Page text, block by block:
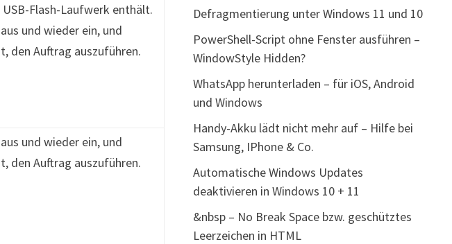
Flash-Laufwerk enthält.
und wieder ein, und
den Auftrag auszuführen.
und wieder ein, und
den Auftrag auszuführen.
Defragmentierung unter Windows 11 und 10
PowerShell-Script ohne Fenster ausführen –
WindowStyle Hidden?
WhatsApp herunterladen – für iOS, Android
und Windows
Handy-Akku lädt nicht mehr auf – Hilfe bei
Samsung, IPhone & Co.
Automatische Windows Updates
deaktivieren in Windows 10 + 11
&nbsp – No Break Space bzw. geschütztes
Leerzeichen in HTML